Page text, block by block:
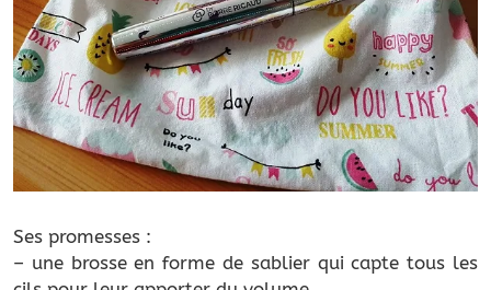
Ses promesses :
– une brosse en forme de sablier qui capte tous les